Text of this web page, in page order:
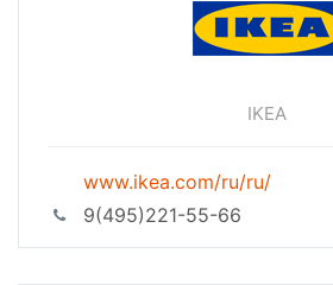
IKEA
www.ikea.com/ru/ru/
9(495)221-55-66